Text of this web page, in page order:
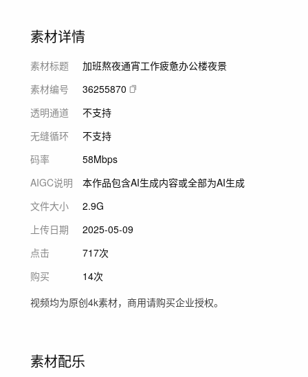
素材详情
素材标题
加班熬夜通宵工作疲惫办公楼夜景
素材编号
36255870
透明通道
不支持
无缝循环
不支持
码率
58Mbps
AIGC说明
本作品包含AI生成内容或全部为AI生成
文件大小
2.9G
上传日期
2025-05-09
点击
717次
购买
14次
视频均为原创4k素材，商用请购买企业授权。
素材配乐